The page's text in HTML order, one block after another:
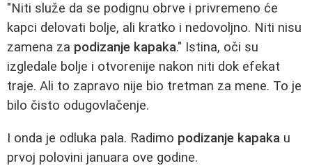
"Niti služe da se podignu obrve i privremeno će
kapci delovati bolje, ali kratko i nedovoljno. Niti nisu
zamena za podizanje kapaka." Istina, oči su
izgledale bolje i otvorenije nakon niti dok efekat
traje. Ali to zapravo nije bio tretman za mene. To je
bilo čisto odugovlačenje.
I onda je odluka pala. Radimo podizanje kapaka u
prvoj polovini januara ove godine.